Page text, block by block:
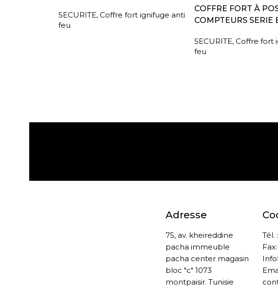
SECURITE, Coffre fort ignifuge anti
feu
LIRE LA SUITE
COFFRE FORT À
COMPTEURS SERIE
SECURITE, Coffre fort
feu
Adresse
75, av. kheireddine
pacha immeuble
pacha center magasin
bloc "c" 1073
montpaisir. Tunisie
Tél.